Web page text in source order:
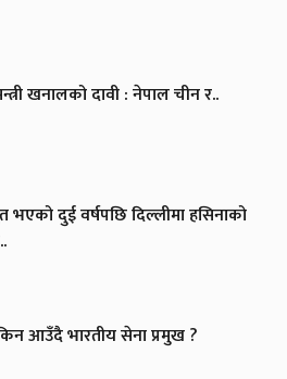
खनालको दावी : नेपाल चीन र..
भएको दुई वर्षपछि दिल्लीमा हसिनाको
आउँदै भारतीय सेना प्रमुख ?